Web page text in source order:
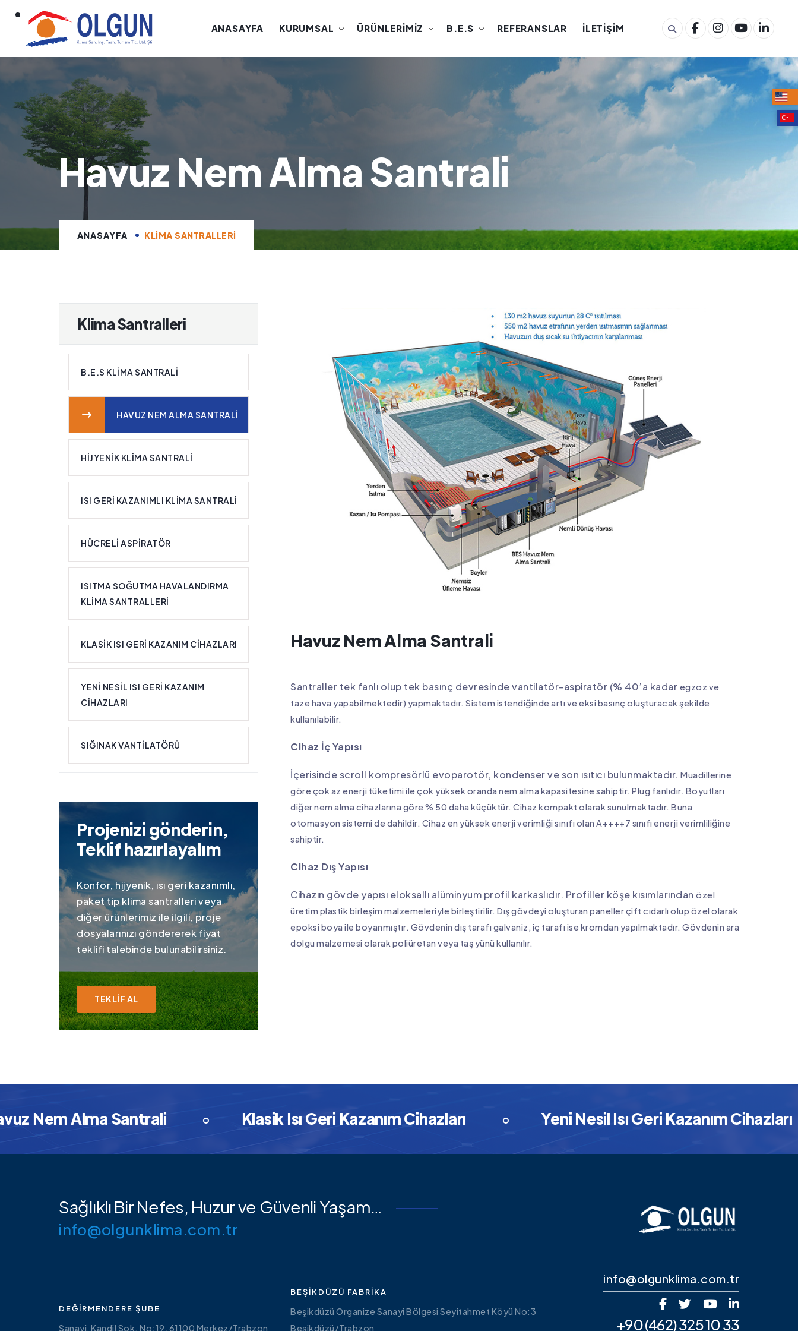
ANASAYFA KURUMSAL ÜRÜNLERİMİZ B.E.S REFERANSLAR İLETİŞİM
Havuz Nem Alma Santrali
ANASAYFA KLIMA SANTRALLERI
Klima Santralleri
B.E.S KLIMA SANTRALI
HAVUZ NEM ALMA SANTRALI
HIJYENIK KLIMA SANTRALI
ISI GERI KAZANIMLI KLIMA SANTRALI
HÜCRELI ASPIRATÖR
ISITMA SOĞUTMA HAVALANDIRMA
KLIMA SANTRALLERI
KLASIK ISI GERI KAZANIM CIHAZLARI
YENI NESIL ISI GERI KAZANIM
CIHAZLARI
SIĞINAK VANTILATÖRÜ
Projenizi gönderin,
Teklif hazırlayalım
Konfor, hijyenik, ısı geri kazanımlı,
paket tip klima santralleri veya
diğer ürünlerimiz ile ilgili, proje
dosyalarınızı göndererek fiyat
teklifi talebinde bulunabilirsiniz.
TEKLIF AL
Havuz Nem Alma Santrali
Santraller tek fanlı olup tek basınç devresinde vantilatör-aspiratör (% 40’a kadar egzoz ve
taze hava yapabilmektedir) yapmaktadır. Sistem istendiğinde artı ve eksi basınç oluşturacak şekilde
kullanılabilir.
Cihaz İç Yapısı
İçerisinde scroll kompresörlü evoparotör, kondenser ve son ısıtıcı bulunmaktadır. Muadillerine
göre çok az enerji tüketimi ile çok yüksek oranda nem alma kapasitesinesahiptir. Plug fanlıdır. Boyutları
diğer nem alma cihazlarına göre % 50 daha küçüktür. Cihaz kompakt olarak sunulmaktadır. Buna
otomasyon sistemi de dahildir. Cihaz en yüksek enerji verimliği sınıfı olan A++++7 sınıfı enerji verimliliğine
sahiptir.
Cihaz Dış Yapısı
Cihazın gövde yapısı eloksallı alüminyum profil karkaslıdır. Profiller köşe kısımlarından özel
üretim plastik birleşim malzemeleriyle birleştirilir. Dış gövdeyi oluşturan panellerçift cıdarlı olup özel olarak
epoksi boya ile boyanmıştır. Gövdenin dış tarafı galvaniz, iç tarafı ise kromdan yapılmaktadır. Gövdenin ara
dolgu malzemesi olarak poliüretan veya taş yünü kullanılır.
Alma Santrali Klasik Isı Geri Kazanım Cihazları Yeni Nesil Isı Geri Kazanım Cihazları
Sağlıklı Bir Nefes, Huzur ve Güvenli Yaşam…
info@olgunklima.com.tr
DEĞIRMENDERE ŞUBE
Sanayi, Kandil Sok. No:19, 61100 Merkez/Trabzon
BEŞIKDÜZÜ FABRIKA
Beşikdüzü Organize Sanayi Bölgesi Seyitahmet Köyü No:3
Beşikdüzü/Trabzon
info@olgunklima.com.tr
+90 (462) 325 10 33